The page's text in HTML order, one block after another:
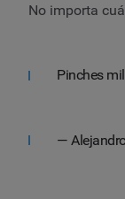
No importa
Pinches
—